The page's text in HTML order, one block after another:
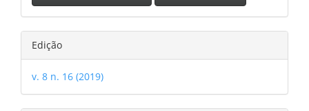
Edição
v. 8 n. 16 (2019)